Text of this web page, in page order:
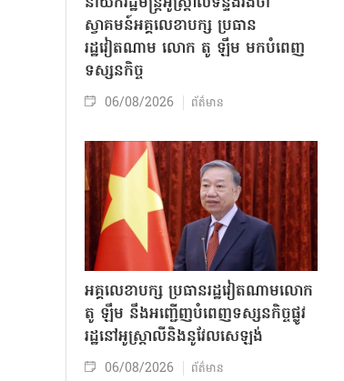
ស្វាគមន៍អគ្គលេខាបក្ស ប្រធាន
រដ្ឋវៀតណាម លោក តូ ឡឹម មកបំពេញ
ទស្សនកិច្ច
06/08/2026 ព័ត៌មាន
អគ្គលេខាបក្ស ប្រធានរដ្ឋវៀតណាមលោក
តូ ឡឹម នឹងអញ្ជើញបំពេញទស្សនកិច្ចផ្លូវ
រដ្ឋនៅអូស្ត្រាលីនិងនូវែលសេឡង់
06/08/2026 ព័ត៌មាន